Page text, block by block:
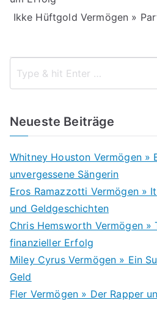
Ikke Hüftgold Vermögen »
Neueste Beiträge
Whitney Houston Vermögen »
unvergessene Sängerin
Eros Ramazzotti Vermögen »
und Geldgeschichten
Chris Hemsworth Vermögen »
finanzieller Erfolg
Miley Cyrus Vermögen » Ein
Geld
Fler Vermögen » Der Rapper